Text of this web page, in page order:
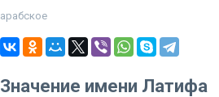
арабское
Значение имени Латифа